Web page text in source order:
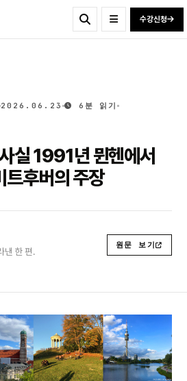
수강신청
2026.06.23
6분 읽기
실 1991년 뮌헨에서
후버의 주장
낸 한 편.
원문 보기